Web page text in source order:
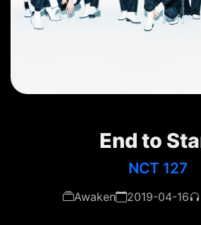
End to
NCT 127
Awaken 2019-04-16